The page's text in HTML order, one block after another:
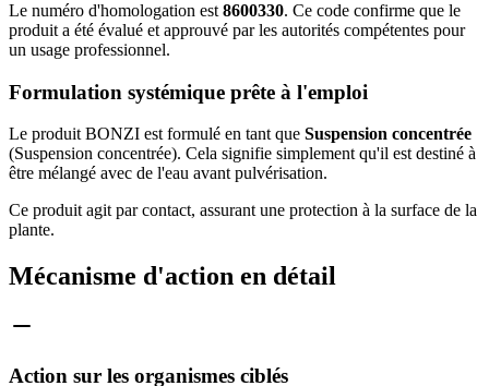
Le numéro d'homologation est 8600330. Ce code confirme que le
produit a été évalué et approuvé par les autorités compétentes pour
un usage professionnel.
Formulation systémique prête à l'emploi
Le produit BONZI est formulé en tant que Suspension concentrée
(Suspension concentrée). Cela signifie simplement qu'il est destiné à
être mélangé avec de l'eau avant pulvérisation.
Ce produit agit par contact, assurant une protection à la surface de la
plante.
Mécanisme d'action en détail
Action sur les organismes ciblés